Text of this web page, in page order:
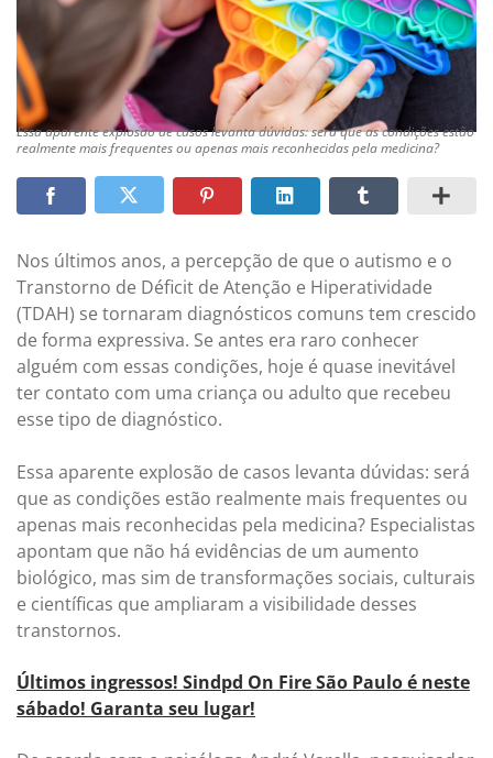
Essa aparente explosão de casos levanta dúvidas: será que as condições estão
realmente mais frequentes ou apenas mais reconhecidas pela medicina?
Nos últimos anos, a percepção de que o autismo e o
Transtorno de Déficit de Atenção e Hiperatividade
(TDAH) se tornaram diagnósticos comuns tem crescido
de forma expressiva. Se antes era raro conhecer
alguém com essas condições, hoje é quase inevitável
ter contato com uma criança ou adulto que recebeu
esse tipo de diagnóstico.
Essa aparente explosão de casos levanta dúvidas: será
que as condições estão realmente mais frequentes ou
apenas mais reconhecidas pela medicina? Especialistas
apontam que não há evidências de um aumento
biológico, mas sim de transformações sociais, culturais
e científicas que ampliaram a visibilidade desses
transtornos.
Últimos ingressos! Sindpd On Fire São Paulo é neste
sábado! Garanta seu lugar!